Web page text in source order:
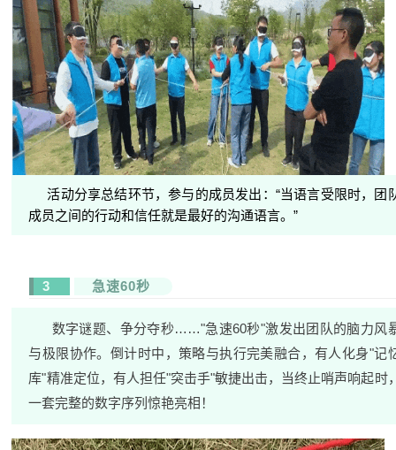
活动分享总结环节，参与的成员发出：“当语言受限时，团
成员之间的行动和信任就是最好的沟通语言。”
3 急速60秒
数字谜题、争分夺秒……"急速60秒"激发出团队的脑力风
与极限协作。倒计时中，策略与执行完美融合，有人化身"记
库"精准定位，有人担任"突击手"敏捷出击，当终止哨声响起时
一套完整的数字序列惊艳亮相！